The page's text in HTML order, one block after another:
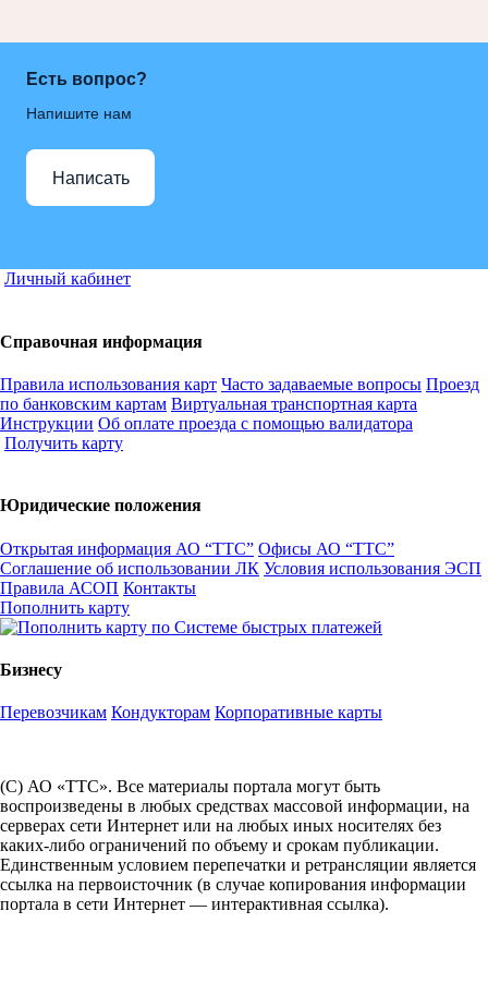
Есть вопрос?
Напишите нам
Написать
Личный кабинет
Справочная информация
Правила использования карт Часто задаваемые вопросы Проезд
по банковским картам Виртуальная транспортная карта
Инструкции Об оплате проезда с помощью валидатора
Получить карту
Юридические положения
Открытая информация АО “ТТС” Офисы АО “ТТС”
Соглашение об использовании ЛК Условия использования ЭСП
Правила АСОП Контакты
Пополнить карту
Бизнесу
Перевозчикам Кондукторам Корпоративные карты
(С) АО «ТТС». Все материалы портала могут быть
воспроизведены в любых средствах массовой информации, на
серверах сети Интернет или на любых иных носителях без
каких-либо ограничений по объему и срокам публикации.
Единственным условием перепечатки и ретрансляции является
ссылка на первоисточник (в случае копирования информации
портала в сети Интернет — интерактивная ссылка).